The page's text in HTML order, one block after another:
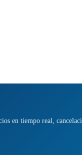
en tiempo real,